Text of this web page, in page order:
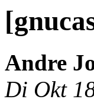
Andre
Di Okt